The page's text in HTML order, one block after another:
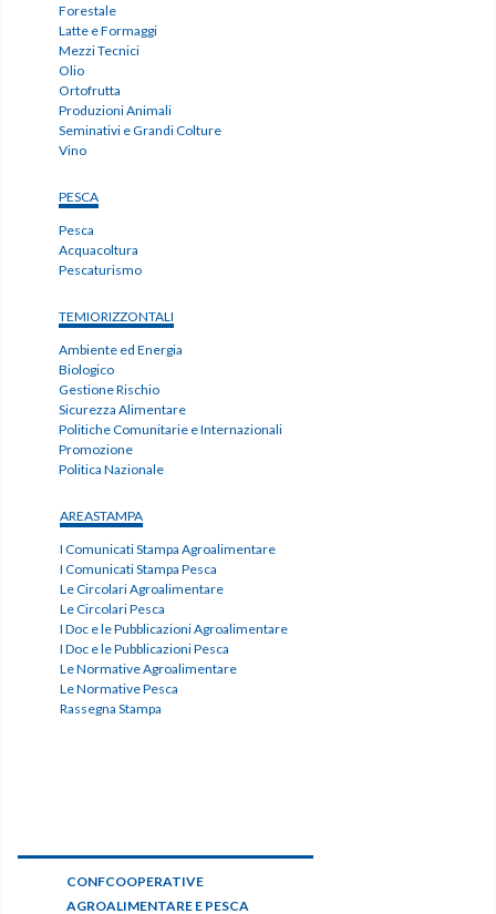
CONFCOOPERATIVE
AGROALIMENTARE E PESCA
Forestale
Latte e Formaggi
Mezzi Tecnici
Olio
Ortofrutta
Produzioni Animali
Seminativi e Grandi Colture
Vino
PESCA
Pesca
Acquacoltura
Pescaturismo
TEMIORIZZONTALI
Ambiente ed Energia
Biologico
Gestione Rischio
Sicurezza Alimentare
Politiche Comunitarie e Internazionali
Promozione
Politica Nazionale
AREASTAMPA
I Comunicati Stampa Agroalimentare
I Comunicati Stampa Pesca
Le Circolari Agroalimentare
Le Circolari Pesca
I Doc e le Pubblicazioni Agroalimentare
I Doc e le Pubblicazioni Pesca
Le Normative Agroalimentare
Le Normative Pesca
Rassegna Stampa